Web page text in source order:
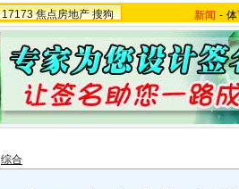
17173 焦点房地产 搜狗 新闻 -
综合